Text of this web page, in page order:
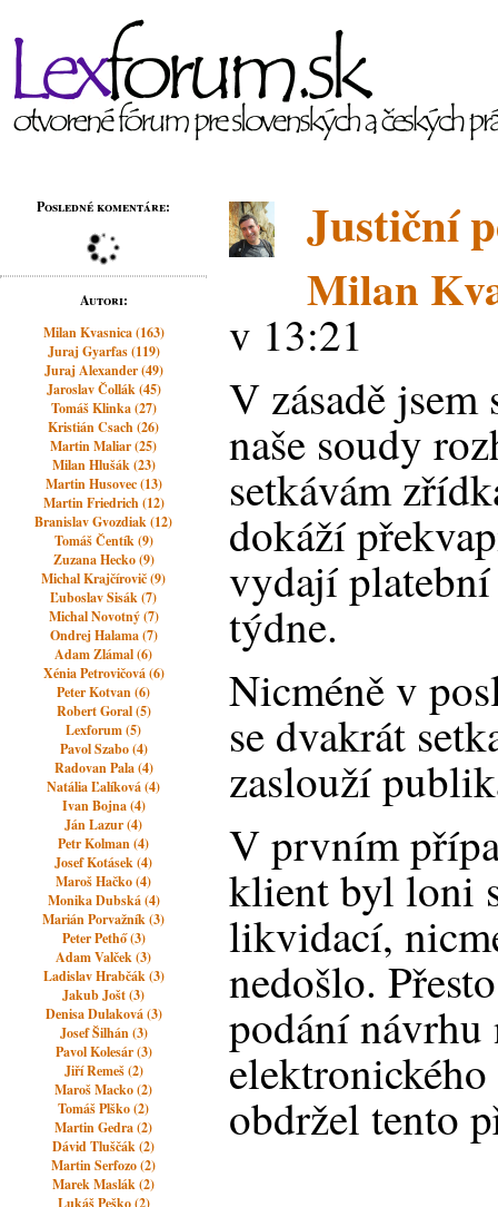
Posledné komentáre:
Autori:
Milan Kvasnica (163)
Juraj Gyarfas (119)
Juraj Alexander (49)
Jaroslav Čollák (45)
Tomáš Klinka (27)
Kristián Csach (26)
Martin Maliar (25)
Milan Hlušák (23)
Martin Husovec (13)
Martin Friedrich (12)
Branislav Gvozdiak (12)
Tomáš Čentík (9)
Zuzana Hecko (9)
Michal Krajčírovič (9)
Ľuboslav Sisák (7)
Michal Novotný (7)
Ondrej Halama (7)
Adam Zlámal (6)
Xénia Petrovičová (6)
Peter Kotvan (6)
Robert Goral (5)
Lexforum (5)
Pavol Szabo (4)
Radovan Pala (4)
Natália Ľalíková (4)
Ivan Bojna (4)
Ján Lazur (4)
Petr Kolman (4)
Josef Kotásek (4)
Maroš Hačko (4)
Monika Dubská (4)
Marián Porvažník (3)
Peter Pethő (3)
Adam Valček (3)
Ladislav Hrabčák (3)
Jakub Jošt (3)
Denisa Dulaková (3)
Josef Šilhán (3)
Pavol Kolesár (3)
Jiří Remeš (2)
Maroš Macko (2)
Tomáš Plško (2)
Martin Gedra (2)
Dávid Tluščák (2)
Martin Serfozo (2)
Marek Maslák (2)
Lukáš Peško (2)
Justiční
Milan
v 13:21
V zásadě
naše soudy
setkávám
dokáží
vydají
týdne.
Nicméně v
se dvakrát
zaslouží
V prvním
klient byl loni
likvidací,
nedošlo.
podání
obdržel tento